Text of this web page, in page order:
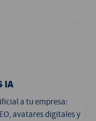
IA
a tu empresa:
avatares digitales y